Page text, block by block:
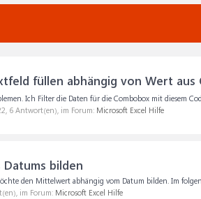
füllen abhängig von Wert aus
Ich Filter die Daten für die Combobox mit diesem
, 6 Antwort(en), im Forum: Microsoft Excel Hilfe
bilden
den Mittelwert abhängig vom Datum bilden. Im
im Forum: Microsoft Excel Hilfe